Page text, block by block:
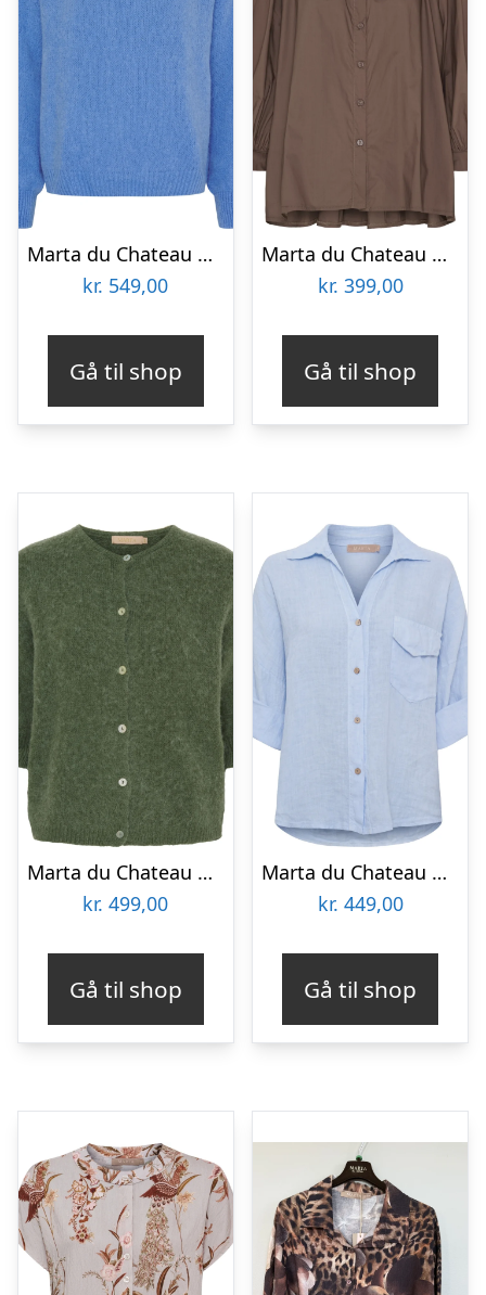
Marta du Chateau dame strik MdcRosa 5102 – Azure Blue
kr. 549,00
Gå til shop
Marta du Chateau dame skjorte MdcJoelle 268191 – Fango22
kr. 399,00
Gå til shop
Marta du Chateau dame strik MdcJuliana 2413 – Army9436
kr. 499,00
Gå til shop
Marta du Chateau dame skjorte MdcDaira 266152 – Cielo
kr. 449,00
Gå til shop